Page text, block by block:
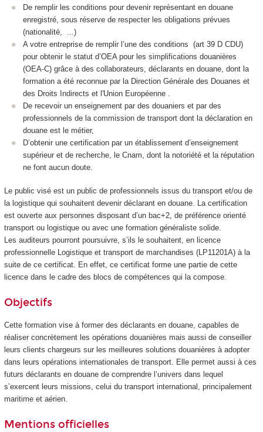
De remplir les conditions pour devenir représentant en douane
enregistré, sous réserve de respecter les obligations prévues
(nationalité, ...)
A votre entreprise de remplir l’une des conditions (art 39 D CDU)
pour obtenir le statut d’OEA pour les simplifications douanières
(OEA-C) grâce à des collaborateurs, déclarants en douane, dont la
formation a été reconnue par la Direction Générale des Douanes et
des Droits Indirects et l'Union Européenne .
De recevoir un enseignement par des douaniers et par des
professionnels de la commission de transport dont la déclaration en
douane est le métier,
D’obtenir une certification par un établissement d’enseignement
supérieur et de recherche, le Cnam, dont la notoriété et la réputation
ne font aucun doute.
Le public visé est un public de professionnels issus du transport et/ou de
la logistique qui souhaitent devenir déclarant en douane. La certification
est ouverte aux personnes disposant d’un bac+2, de préférence orienté
transport ou logistique ou avec une formation généraliste solide.
Les auditeurs pourront poursuivre, s’ils le souhaitent, en licence
professionnelle Logistique et transport de marchandises (LP11201A) à la
suite de ce certificat. En effet, ce certificat forme une partie de cette
licence dans le cadre des blocs de compétences qui la compose.
Objectifs
Cette formation vise à former des déclarants en douane, capables de
réaliser concrètement les opérations douanières mais aussi de conseiller
leurs clients chargeurs sur les meilleures solutions douanières à adopter
dans leurs opérations internationales de transport. Elle permet aussi à ces
futurs déclarants en douane de comprendre l’univers dans lequel
s’exercent leurs missions, celui du transport international, principalement
maritime et aérien.
Mentions officielles